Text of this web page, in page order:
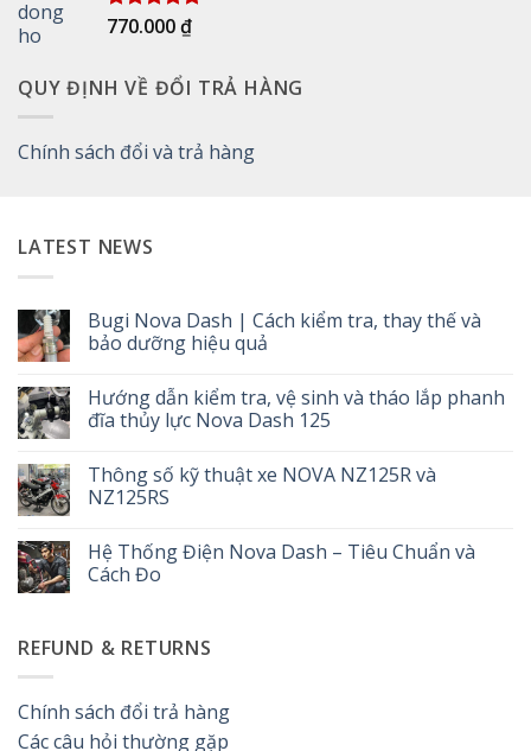
Được xếp
5.00
770.000₫
QUY ĐỊNH VỀ ĐỔI TRẢ HÀNG
Chính sách đổi và trả hàng
LATEST NEWS
Bugi Nova Dash | Cách kiểm tra, thay thế và
bảo dưỡng hiệu quả
bình
luận
ở
Dash
|
Cách
thay
thế
và
quả
Hướng dẫn kiểm tra, vệ sinh và tháo lắp phanh
đĩa thủy lực Nova Dash 125
bình
luận
ở
kiểm
tra,
vệ
lắp
phanh
lực
Nova
Dash
Thông số kỹ thuật xe NOVA NZ125R và
NZ125RS
bình
luận
ở
thuật
xe
và
NZ125RS
Hệ Thống Điện Nova Dash – Tiêu Chuẩn và
Cách Đo
luận
ở
Điện
Nova
Dash
REFUND & RETURNS
Chính sách đổi trả hàng
Các câu hỏi thường gặp